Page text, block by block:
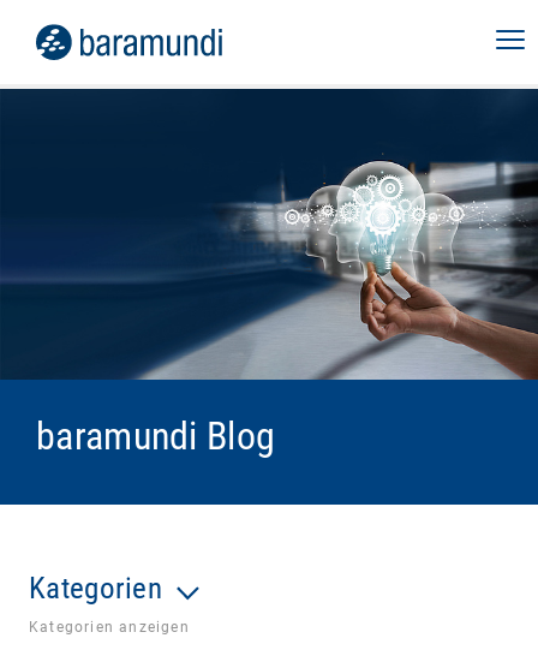
baramundi Blog
Kategorien
Kategorien anzeigen